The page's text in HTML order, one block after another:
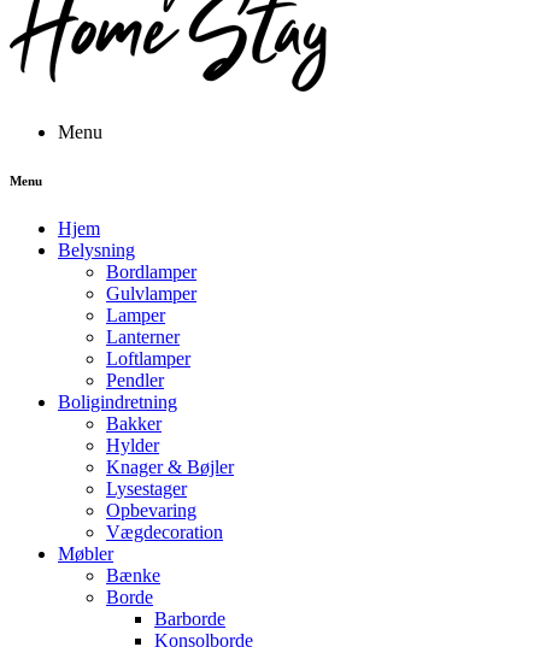
Menu
Menu
Hjem
Belysning
Bordlamper
Gulvlamper
Lamper
Lanterner
Loftlamper
Pendler
Boligindretning
Bakker
Hylder
Knager & Bøjler
Lysestager
Opbevaring
Vægdecoration
Møbler
Bænke
Borde
Barborde
Konsolborde